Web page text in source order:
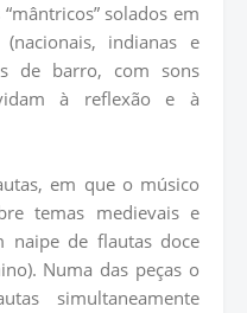
solados em
indianas e
de barro, com sons
à reflexão e à
em que o músico
temas medievais e
naipe de flautas doce
Numa das peças o
simultaneamente